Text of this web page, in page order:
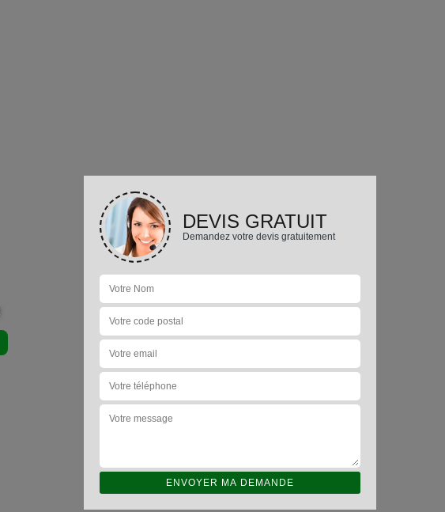
DEVIS GRATUIT
Demandez votre devis gratuitement